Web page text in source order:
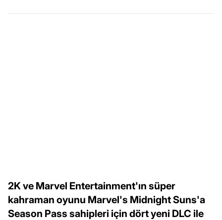
2K ve Marvel Entertainment'ın süper
kahraman oyunu Marvel's Midnight Suns'a
Season Pass sahipleri için dört yeni DLC ile